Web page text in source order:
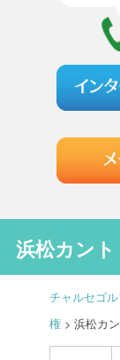
浜松カン
チャルセゴ
権 > 浜松カ